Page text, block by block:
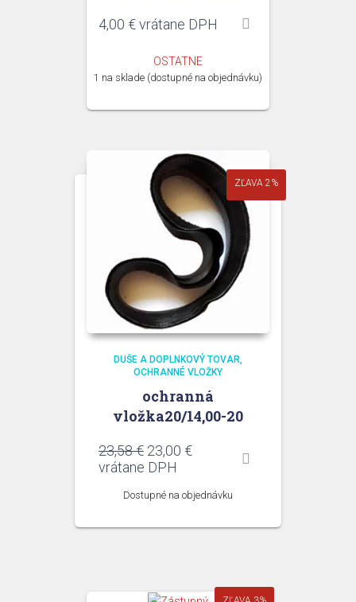
4,00 €vrátane DPH
OSTATNE
1 na sklade (dostupné na objednávku)
ZĽAVA 2%
DUŠE A DOPLNKOVÝ TOVAR
OCHRANNÉ VLOŽKY
ochranná
vložka20/14,00-20
23,58€ Pôvodná
cena
23,58 €.
23,00 €Aktuálna
23,00 €.
vrátane DPH
Dostupné na objednávku